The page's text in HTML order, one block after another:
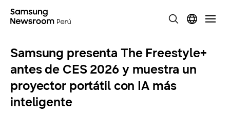
Samsung presenta The Freestyle+
antes de CES 2026 y muestra un
proyector portátil con IA más
inteligente